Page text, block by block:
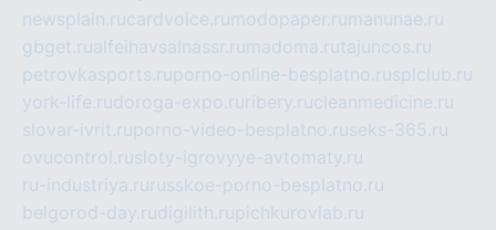
newsplain.rucardvoice.ru modopaper.ru manunae.ru
gbget.rualfeihavsalnassr.ru madoma.rutajuncos.ru
petrovkasports.ruporno-online-besplatno.rusplclub.ru
york-life.rudoroga-expo.ru ribery.rucleanmedicine.ru
slovar-ivrit.ruporno-video-besplatno.ruseks-365.ru
ovucontrol.rusloty-igrovyye-avtomaty.ru
ru-industriya.ru russkoe-porno-besplatno.ru
belgorod-day.rudigilith.rupichkurovlab.ru